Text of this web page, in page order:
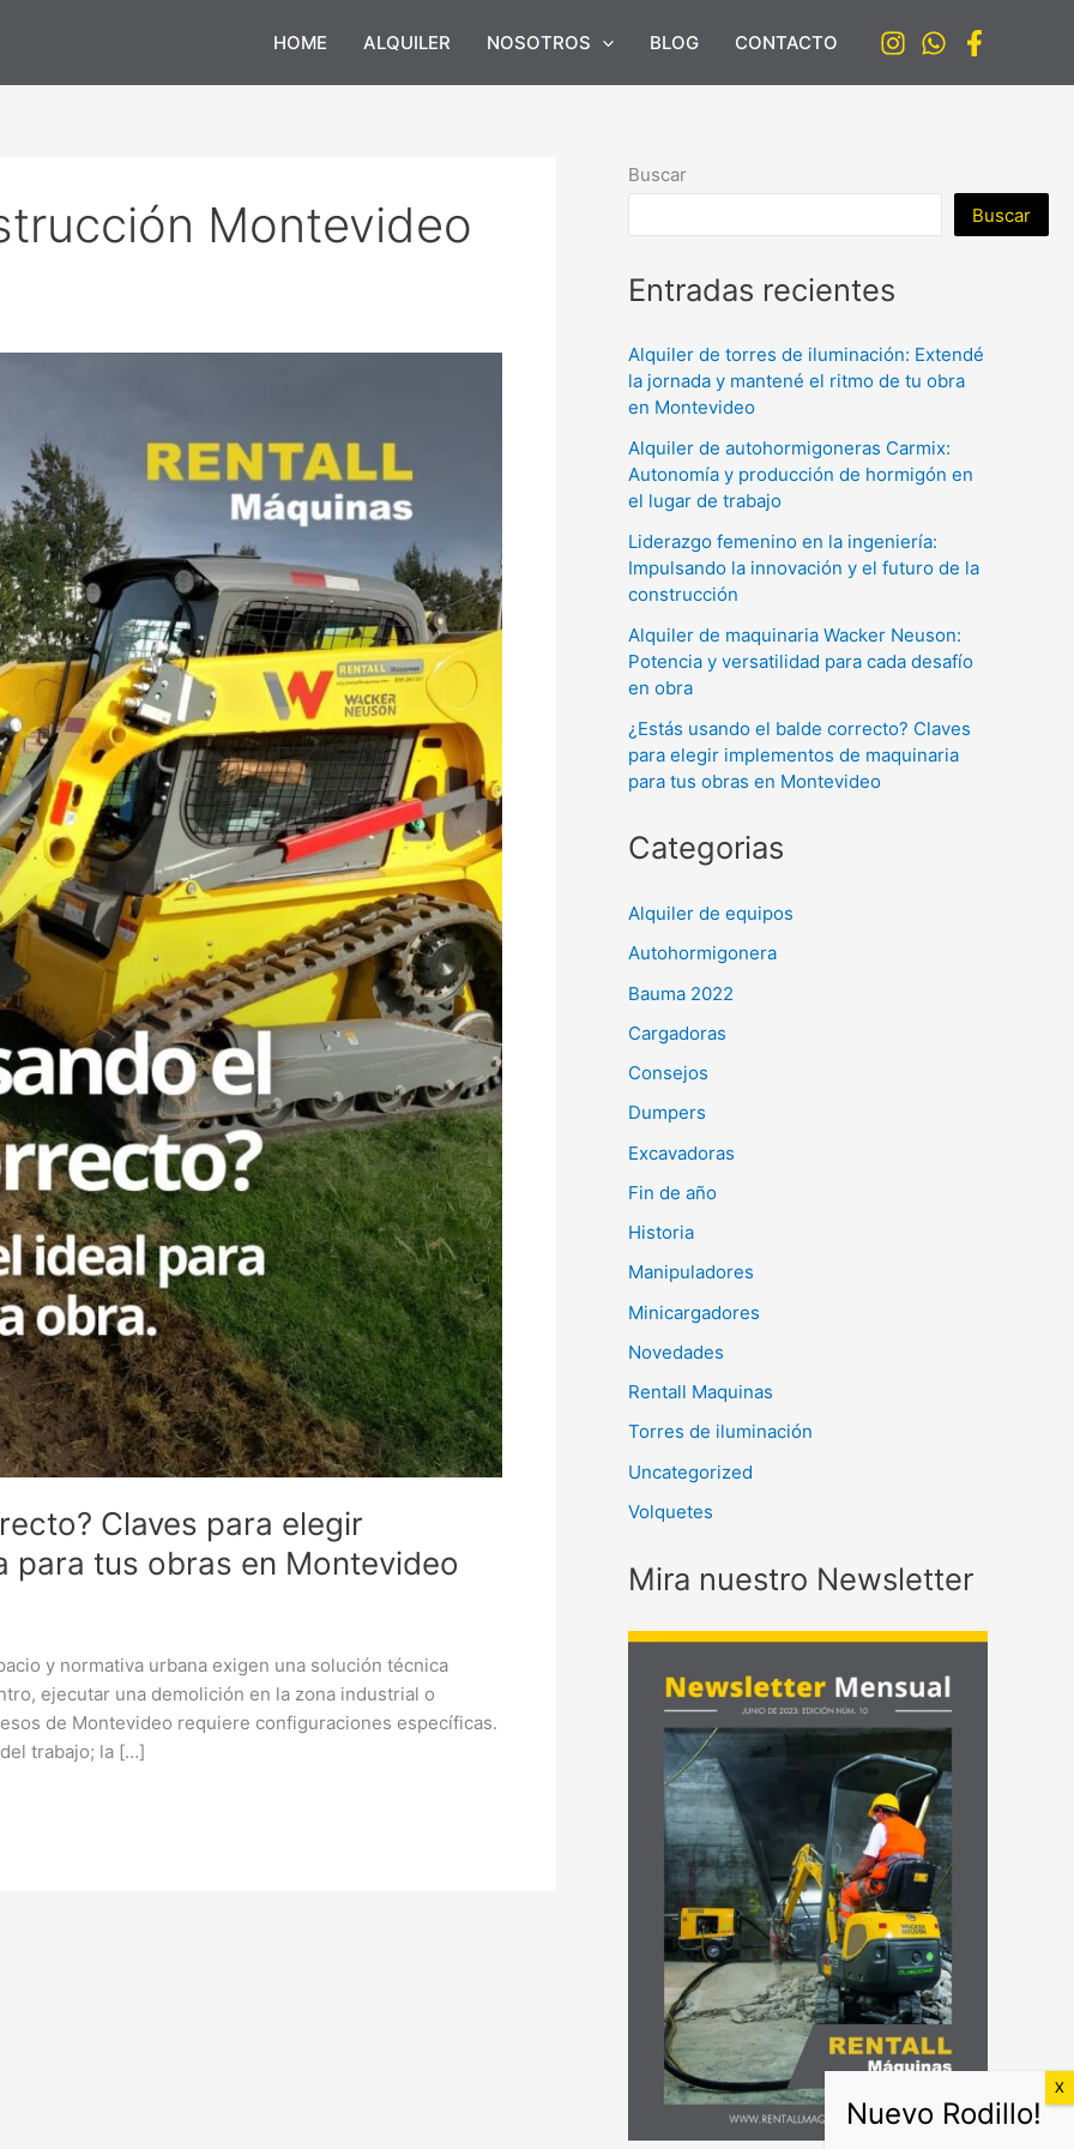
HOME ALQUILER NOSOTROS BLOG CONTACTO
Montevideo
Claves para elegir
para tus obras en Montevideo
y normativa urbana exigen una solución técnica
ejecutar una demolición en la zona industrial o
de Montevideo requiere configuraciones específicas.
trabajo; la […]
Buscar
Buscar
Entradas recientes
Alquiler de torres de iluminación: Extendé
la jornada y mantené el ritmo de tu obra
en Montevideo
Alquiler de autohormigoneras Carmix:
Autonomía y producción de hormigón en
el lugar de trabajo
Liderazgo femenino en la ingeniería:
Impulsando la innovación y el futuro de la
construcción
Alquiler de maquinaria Wacker Neuson:
Potencia y versatilidad para cada desafío
en obra
¿Estás usando el balde correcto? Claves
para elegir implementos de maquinaria
para tus obras en Montevideo
Categorias
Alquiler de equipos
Autohormigonera
Bauma 2022
Cargadoras
Consejos
Dumpers
Excavadoras
Fin de año
Historia
Manipuladores
Minicargadores
Novedades
Rentall Maquinas
Torres de iluminación
Uncategorized
Volquetes
Mira nuestro Newsletter